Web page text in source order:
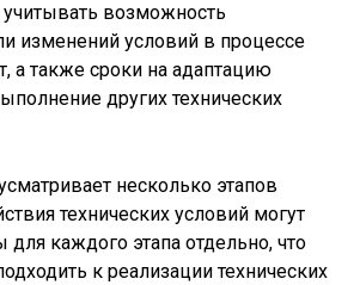
возможность
изменений условий в процессе
а также сроки на адаптацию
других технических
несколько этапов
технических условий могут
для каждого этапа отдельно, что
к реализации технических